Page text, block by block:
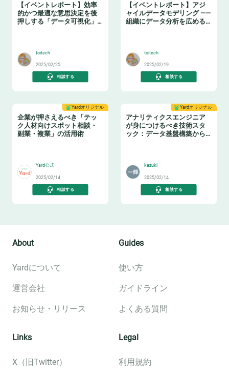
【イベントレポート】効率
的かつ最適な意思決定を後
押しする「データ可視化」
toitech
2025/02/25
相談する
【イベントレポート】アジ
ャイルデータモデリング ——
組織にデータ分析を広める
toitech
2025/02/19
相談する
Yardオリジナル
企業が押さえるべき「テッ
ク人材向けスポット相談・
副業・複業」の活用術
Yard公式
2025/02/14
相談する
Yardオリジナル
アナリティクスエンジニア
が身につけるべき技術スタ
ック：データ基盤構築からBI
kazuki
2025/02/14
相談する
About
Yardについて
運営会社
お知らせ・リリース
Guides
使い方
ガイドライン
よくある質問
Links
X（旧Twitter）
Legal
利用規約